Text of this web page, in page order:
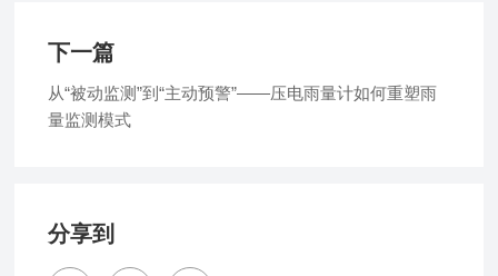
下一篇
从“被动监测”到“主动预警”——压电雨量计如何重塑雨
量监测模式
分享到